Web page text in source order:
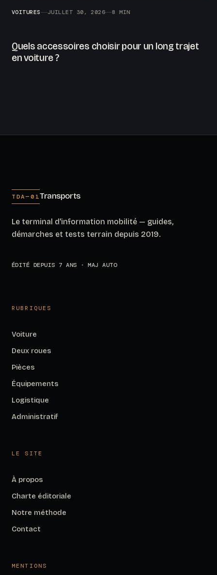
VOITURES JUILLET 30, 2026 8 MIN
Quels accessoires choisir pour un long trajet
en voiture ?
TDA—01Transports
Le terminal d'information mobilité — guides,
démarches et tests terrain depuis 2019.
ÉDITÉ DEPUIS 7 ANS · MAJ AUTO
RUBRIQUES
Voiture
Deux roues
Pièces
Équipements
Logistique
Administratif
LE SITE
À propos
Charte éditoriale
Notre méthode
Contact
MENTIONS